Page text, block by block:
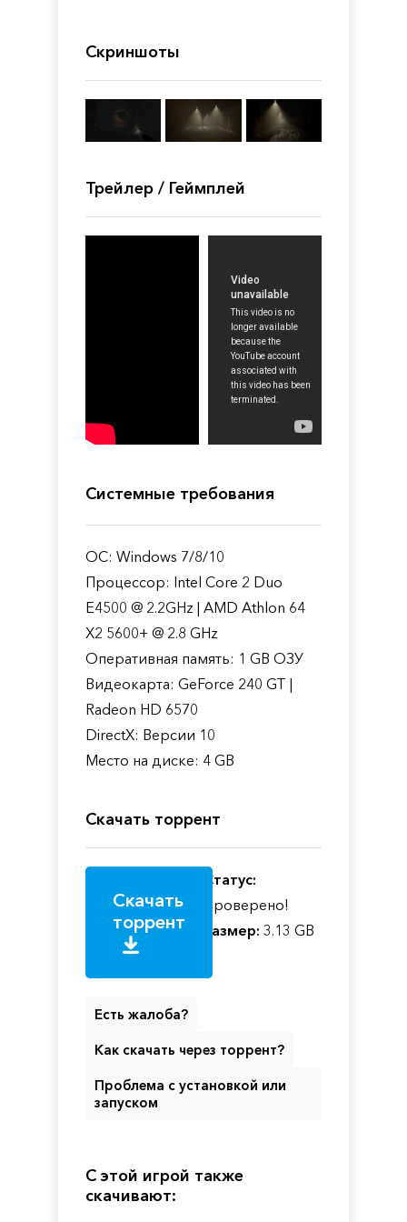
Скриншоты
Трейлер / Геймплей
Системные требования
ОС: Windows 7/8/10
Процессор: Intel Core 2 Duo
E4500 @ 2.2GHz | AMD Athlon 64
X2 5600+ @ 2.8 GHz
Оперативная память: 1 GB ОЗУ
Видеокарта: GeForce 240 GT |
Radeon HD 6570
DirectX: Версии 10
Место на диске: 4 GB
Скачать торрент
Скачать
торрент
Статус:
Проверено!
Размер: 3.13 GB
Есть жалоба?
Как скачать через торрент?
Проблема с установкой или
запуском
С этой игрой также
скачивают: